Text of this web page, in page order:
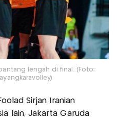
lengah di final. (Foto:
Sirjan Iranian
lain, Jakarta Garuda